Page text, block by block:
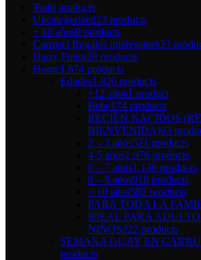
Todo products
Uncategorized23 products
+ 18 años0 products
Carrusel Regalos interesantes23
Harry Potter28 products
Home1.874 products
Edades1.820 products
+12 años1 product
Bebé174 products
RECIÉN NACIDOS
BIENVENIDA)93
2 – 3 años521 products
4-5 años1.076 products
6 – 7 años1.136 products
8 – 9 años918 products
+ 10 años582 products
PARA TODA LA
IDEAL PARA
NIÑOS222 products
SEMANA GUAY EN
products